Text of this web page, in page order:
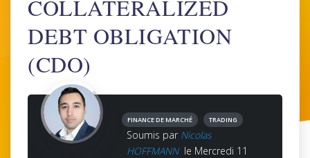
COLLATERALIZED
DEBT OBLIGATION
(CDO)
FINANCE DE MARCHÉ TRADING
Soumis par Nicolas
HOFFMANN le Mercredi 11